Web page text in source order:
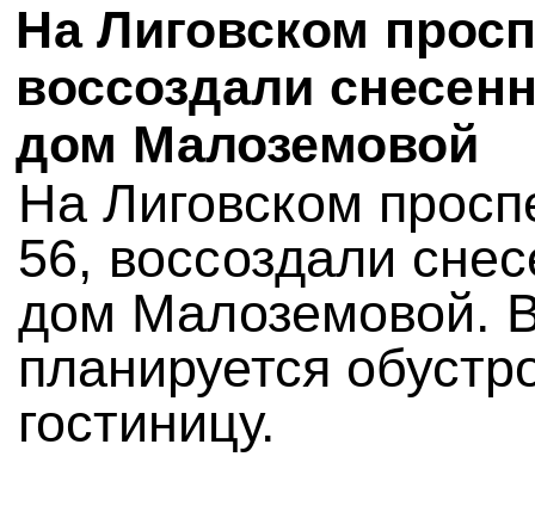
На Лиговском
воссоздали
дом Малоземовой
На Лиговском
56, воссоздали
дом Малоземовой.
планируется
гостиницу.